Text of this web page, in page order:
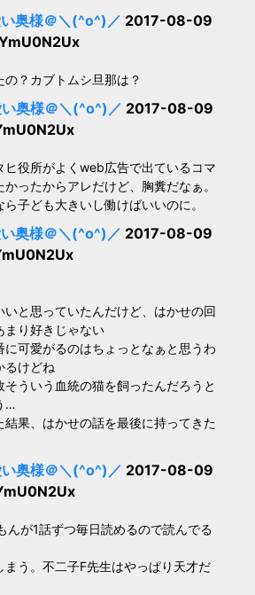
奥様＠＼(^o^)／ 2017-08-09
の？カブトムシ旦那は？
奥様＠＼(^o^)／ 2017-08-09
ヒ役所がよくweb広告で出ているコマ
ったからアレだけど、胸糞だなぁ。
子ども大きいし働けばいいのに。
奥様＠＼(^o^)／ 2017-08-09
いと思っていたんだけど、はかせの回
まり好きじゃない
に可愛がるのはちょっとなぁと思うわ
るけどね
そういう血統の猫を飼ったんだろうと
…
結果、はかせの話を最後に持ってきた
奥様＠＼(^o^)／ 2017-08-09
んが1話ずつ毎日読めるので読んでる
まう。不二子F先生はやっぱり天才だ